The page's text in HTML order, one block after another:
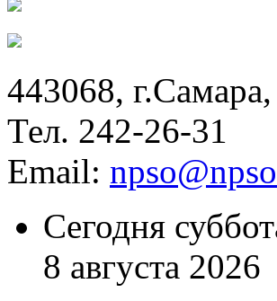
443068,
Тел. 242-26-31
Email:
Сегодня
8 августа 2026